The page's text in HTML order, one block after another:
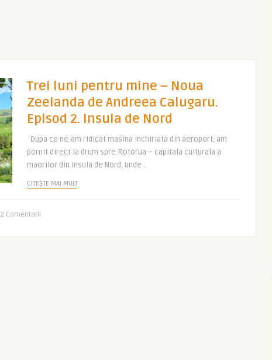
Trei luni pentru mine – Noua
Zeelanda de Andreea Calugaru.
Episod 2. Insula de Nord
Dupa ce ne-am ridicat masina inchiriata din aeroport, am
pornit direct la drum spre Rotorua – capitala culturala a
maorilor din Insula de Nord, unde ..
CITEȘTE MAI MULT
2 Comentarii